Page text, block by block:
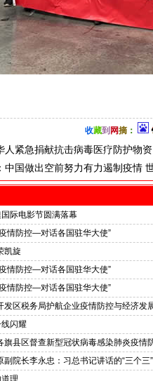
收藏到 网摘：
人紧急捐献抗击病毒医疗防护物资
中国做出空前努力有力遏制疫情
际电影节圆满落幕
情防控—对话各国驻华大使”
格纳丹阁下: 斯里兰卡人民不管什么宗
凯旋
情防控—对话各国驻华大使”
盛赞中国抗击疫情取得阶段性胜利
情防控—对话各国驻华大使”
下: 我们将与中国兄弟患难与共
区税务局护航企业疫情防控与经济发
闪耀
旗县区督查新型冠状病毒感染肺炎疫情
院长李永忠：习总书记讲话的“三个三”
理